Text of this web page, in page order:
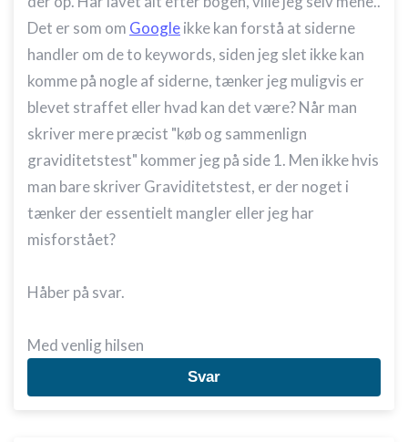
Det er som om Googleikke kan forstå at siderne
handler om de to keywords, siden jeg slet ikke kan
komme på nogle af siderne, tænker jeg muligvis er
blevet straffet eller hvad kan det være? Når man
skriver mere præcist "køb og sammenlign
graviditetstest" kommer jeg på side 1. Men ikke hvis
man bare skriver Graviditetstest, er der noget i
tænker der essentielt mangler eller jeg har
misforstået?
Håber på svar.
Med venlig hilsen
Svar